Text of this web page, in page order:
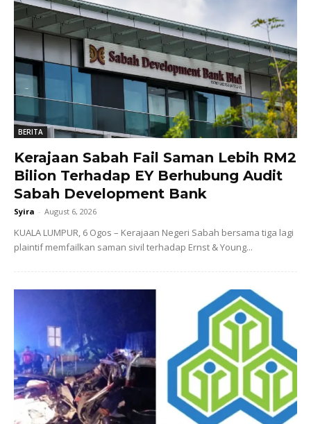
BERITA
Kerajaan Sabah Fail Saman Lebih RM2
Bilion Terhadap EY Berhubung Audit
Sabah Development Bank
Syira - August 6, 2026
KUALA LUMPUR, 6 Ogos – Kerajaan Negeri Sabah bersama tiga lagi
plaintif memfailkan saman sivil terhadap Ernst & Young...